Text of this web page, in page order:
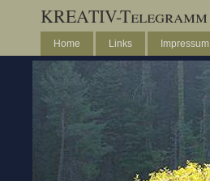
KREATIV-Telegramm
Home Links Impressum